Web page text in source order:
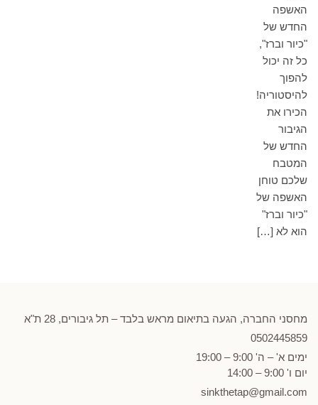
האשפה
החדש של
"כיור וברז",
כל זה יכול
להפוך
להיסטוריה!
הכירו את
הגיבור
החדש של
המטבח
שלכם טוחן
האשפה של
"כיור וברז"
הוא לא […]
מחסני החברה, הגעה בתיאום מראש בלבד – תל גיבורים, 28 ת"א
0502445859
ימים א' – ה' 9:00 – 19:00
יום ו' 9:00 – 14:00
sinkthetap@gmail.com